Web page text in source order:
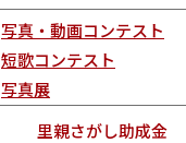
写真・動画コンテスト
短歌コンテスト
写真展
里親さがし助成金